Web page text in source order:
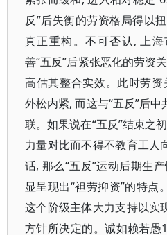
反”后失衡的劳资格局得以
真正重构。不可否认, 上
善“五反”后紧张恶化的劳资
高估其整合实效。此时劳
外松内紧, 而这与“五反”后
联。如果说在“五反”结束之
力量对比而不得不教育工人
话, 那么“五反”运动后期生
显呈现出“袒劳抑资”的特点
这个阶级主体大力支持以实
方针所决定的。诚如赖若愚